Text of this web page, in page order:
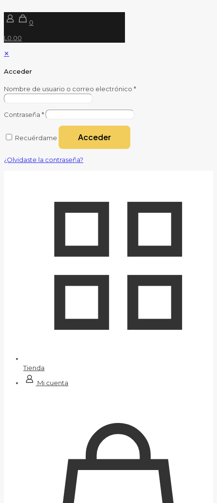
0
L0.00
✕
Acceder
Nombre de usuario o correo electrónico *
Contraseña *
Recuérdame Acceder
¿Olvidaste la contraseña?
Tienda
Mi cuenta